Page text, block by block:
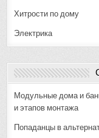
Хитрости по дому
Электрика
Модульные дома и
и этапов монтажа
Попаданцы в